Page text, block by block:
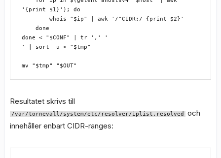
'{print $1}'); do
done < "$CONF" | tr ',' '
' | sort -u > "$tmp"
Resultatet skrivs till
/var/tornevall/system/etc/resolver/iplist.resolved
och
innehåller enbart CIDR-ranges: